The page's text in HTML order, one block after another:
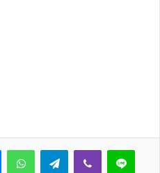
MessengerWhatsAppTelegramViber Line